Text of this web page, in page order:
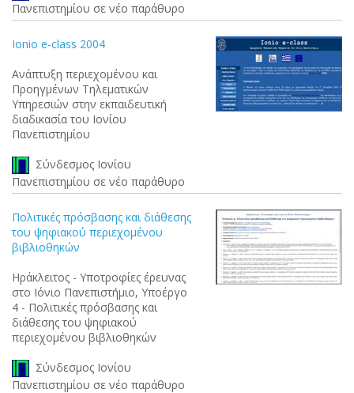
Πανεπιστημίου σε νέο παράθυρο
Ionio e-class 2004
Ανάπτυξη περιεχομένου και
Προηγμένων Τηλεματικών
Υπηρεσιών στην εκπαιδευτική
διαδικασία του Ιονίου
Πανεπιστημίου
Σύνδεσμος Ιονίου
Πανεπιστημίου σε νέο παράθυρο
Πολιτικές πρόσβασης και διάθεσης
του ψηφιακού περιεχομένου
βιβλιοθηκών
Ηράκλειτος - Υποτροφίες έρευνας
στο Ιόνιο Πανεπιστήμιο, Υποέργο
4 - Πολιτικές πρόσβασης και
διάθεσης του ψηφιακού
περιεχομένου βιβλιοθηκών
Σύνδεσμος Ιονίου
Πανεπιστημίου σε νέο παράθυρο